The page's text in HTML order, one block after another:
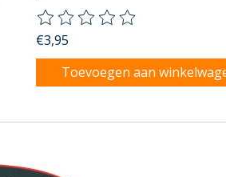
De beoordeling van dit
€3,95
Toevoegen aan